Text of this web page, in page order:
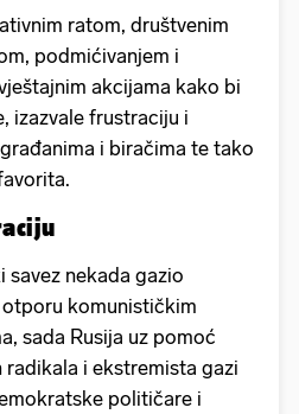
ratom, društvenim
podmićivanjem i
akcijama kako bi
izazvale frustraciju i
i biračima te tako
savez nekada gazio
komunističkim
sada Rusija uz pomoć
i ekstremista gazi
političare i